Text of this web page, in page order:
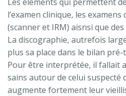
l’examen clinique, les
(scanner et IRM) aisnsi que
La discographie, autrefois
plus sa place dans le bilan
Pour être interprétée, il fallait
sains autour de celui suspecté
augmente fortement leur